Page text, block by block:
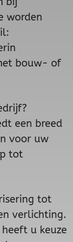
worden
bouw- of
een breed
voor uw
tot
tot
verlichting.
u keuze